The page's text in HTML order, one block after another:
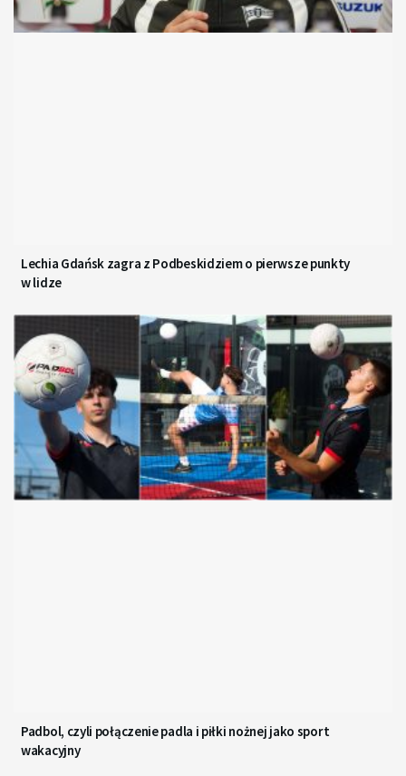
Lechia Gdańsk zagra z Podbeskidziem o pierwsze punkty
w lidze
Padbol, czyli połączenie padla i piłki nożnej jako sport
wakacyjny